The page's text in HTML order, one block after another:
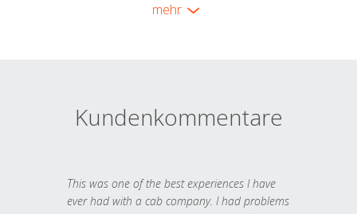
mehr
Kundenkommentare
This was one of the best experiences I have
ever had with a cab company. I had problems